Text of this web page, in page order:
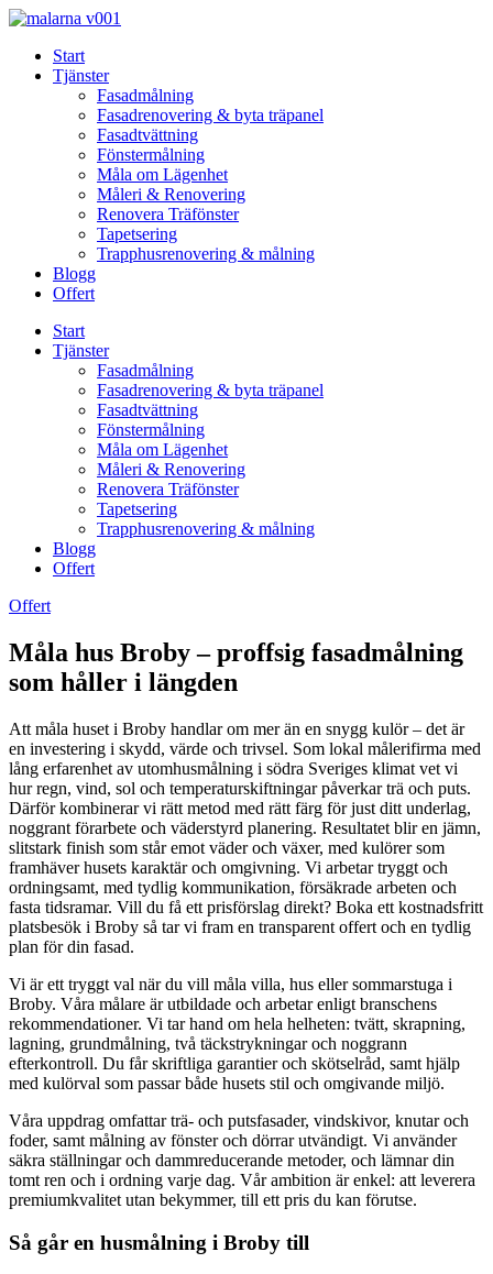
Skip
contentStart
Tjänster
Fasadmålning
Fasadrenovering & byta träpanel
Fasadtvättning
Fönstermålning
Måla om Lägenhet
Måleri & Renovering
Renovera Träfönster
Tapetsering
Trapphusrenovering & målning
Blogg
Offert
Start
Tjänster
Fasadmålning
Fasadrenovering & byta träpanel
Fasadtvättning
Fönstermålning
Måla om Lägenhet
Måleri & Renovering
Renovera Träfönster
Tapetsering
Trapphusrenovering & målning
Blogg
Offert
Offert
Måla hus Broby – proffsig fasadmålning
som håller i längden
Att måla huset i Broby handlar om mer än en snygg kulör – det är
en investering i skydd, värde och trivsel. Som lokal målerifirma med
lång erfarenhet av utomhusmålning i södra Sveriges klimat vet vi
hur regn, vind, sol och temperaturskiftningar påverkar trä och puts.
Därför kombinerar vi rätt metod med rätt färg för just ditt underlag,
noggrant förarbete och väderstyrd planering. Resultatet blir en jämn,
slitstark finish som står emot väder och växer, med kulörer som
framhäver husets karaktär och omgivning. Vi arbetar tryggt och
ordningsamt, med tydlig kommunikation, försäkrade arbeten och
fasta tidsramar. Vill du få ett prisförslag direkt? Boka ett kostnadsfritt
platsbesök i Broby så tar vi fram en transparent offert och en tydlig
plan för din fasad.
Vi är ett tryggt val när du vill måla villa, hus eller sommarstuga i
Broby. Våra målare är utbildade och arbetar enligt branschens
rekommendationer. Vi tar hand om hela helheten: tvätt, skrapning,
lagning, grundmålning, två täckstrykningar och noggrann
efterkontroll. Du får skriftliga garantier och skötselråd, samt hjälp
med kulörval som passar både husets stil och omgivande miljö.
Våra uppdrag omfattar trä- och putsfasader, vindskivor, knutar och
foder, samt målning av fönster och dörrar utvändigt. Vi använder
säkra ställningar och dammreducerande metoder, och lämnar din
tomt ren och i ordning varje dag. Vår ambition är enkel: att leverera
premiumkvalitet utan bekymmer, till ett pris du kan förutse.
Så går en husmålning i Broby till